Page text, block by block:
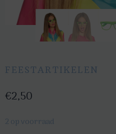
FEESTARTIKELEN
€2,50
2 op voorraad